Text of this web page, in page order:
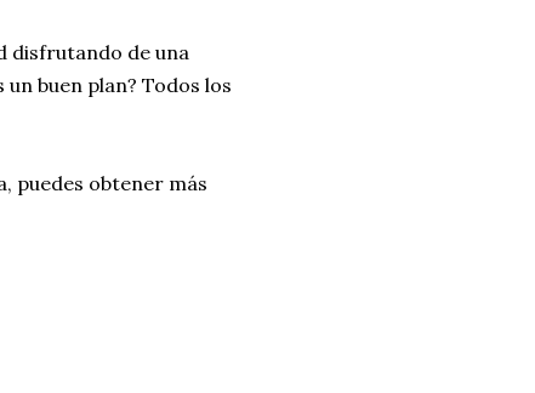
disfrutando de una
buen plan? Todos los
puedes obtener más